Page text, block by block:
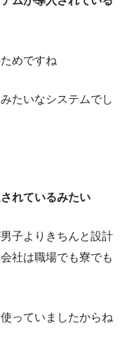
めですね
たいなシステムでし
れているみたい
子よりきちんと設計
社は職場でも寮でも
っていましたからね